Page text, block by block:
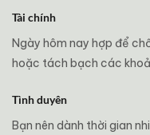
Tài chính
Ngày hôm nay hợp để
hoặc tách bạch các
Tình duyên
Bạn nên dành thời gian